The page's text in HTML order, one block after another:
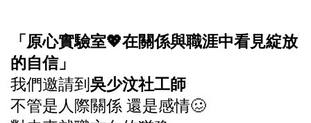
「原心實驗室💖在關係與職涯中看見綻放
的自信」
我們邀請到 吳少汶社工師
不管是人際關係 還是感情🥴